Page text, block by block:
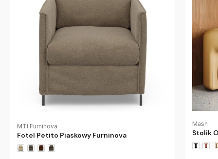
MTI Furninova
Fotel Petito Piaskowy Furninova
Mash
Stolik